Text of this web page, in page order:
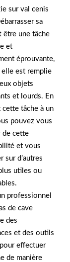
sur val cenis
sa
être une tâche
et
éprouvante,
est remplie
objets
et lourds. En
cette tâche à un
pouvez vous
de cette
et vous
sur d’autres
utiles ou
professionnel
de cave
des
et des outils
effectuer
de manière